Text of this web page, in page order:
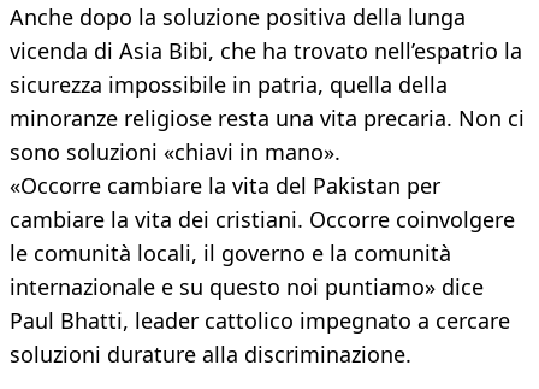
Anche dopo la soluzione positiva della lunga
vicenda di Asia Bibi, che ha trovato nell’espatrio la
sicurezza impossibile in patria, quella della
minoranze religiose resta una vita precaria. Non ci
sono soluzioni «chiavi in mano».
«Occorre cambiare la vita del Pakistan per
cambiare la vita dei cristiani. Occorre coinvolgere
le comunità locali, il governo e la comunità
internazionale e su questo noi puntiamo» dice
Paul Bhatti, leader cattolico impegnato a cercare
soluzioni durature alla discriminazione.